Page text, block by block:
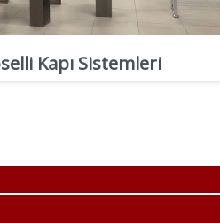
Kapı Sistemleri